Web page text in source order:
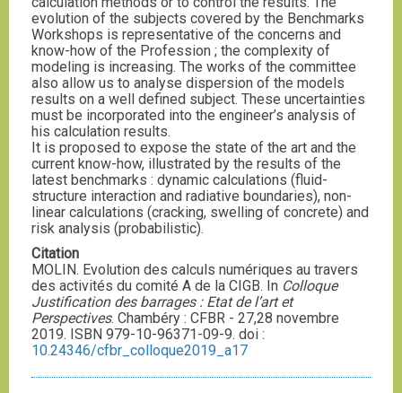
evolution of the subjects covered by the Benchmarks
Workshops is representative of the concerns and
know-how of the Profession ; the complexity of
modeling is increasing. The works of the committee
also allow us to analyse dispersion of the models
results on a well defined subject. These uncertainties
must be incorporated into the engineer’s analysis of
his calculation results.
It is proposed to expose the state of the art and the
current know-how, illustrated by the results of the
latest benchmarks : dynamic calculations (fluid-
structure interaction and radiative boundaries), non-
linear calculations (cracking, swelling of concrete) and
risk analysis (probabilistic).
Citation
MOLIN. Evolution des calculs numériques au travers
des activités du comité A de la CIGB. In Colloque
Justification des barrages : Etat de l’art et
Perspectives. Chambéry : CFBR - 27,28 novembre
2019. ISBN 979-10-96371-09-9. doi :
10.24346/cfbr_colloque2019_a17